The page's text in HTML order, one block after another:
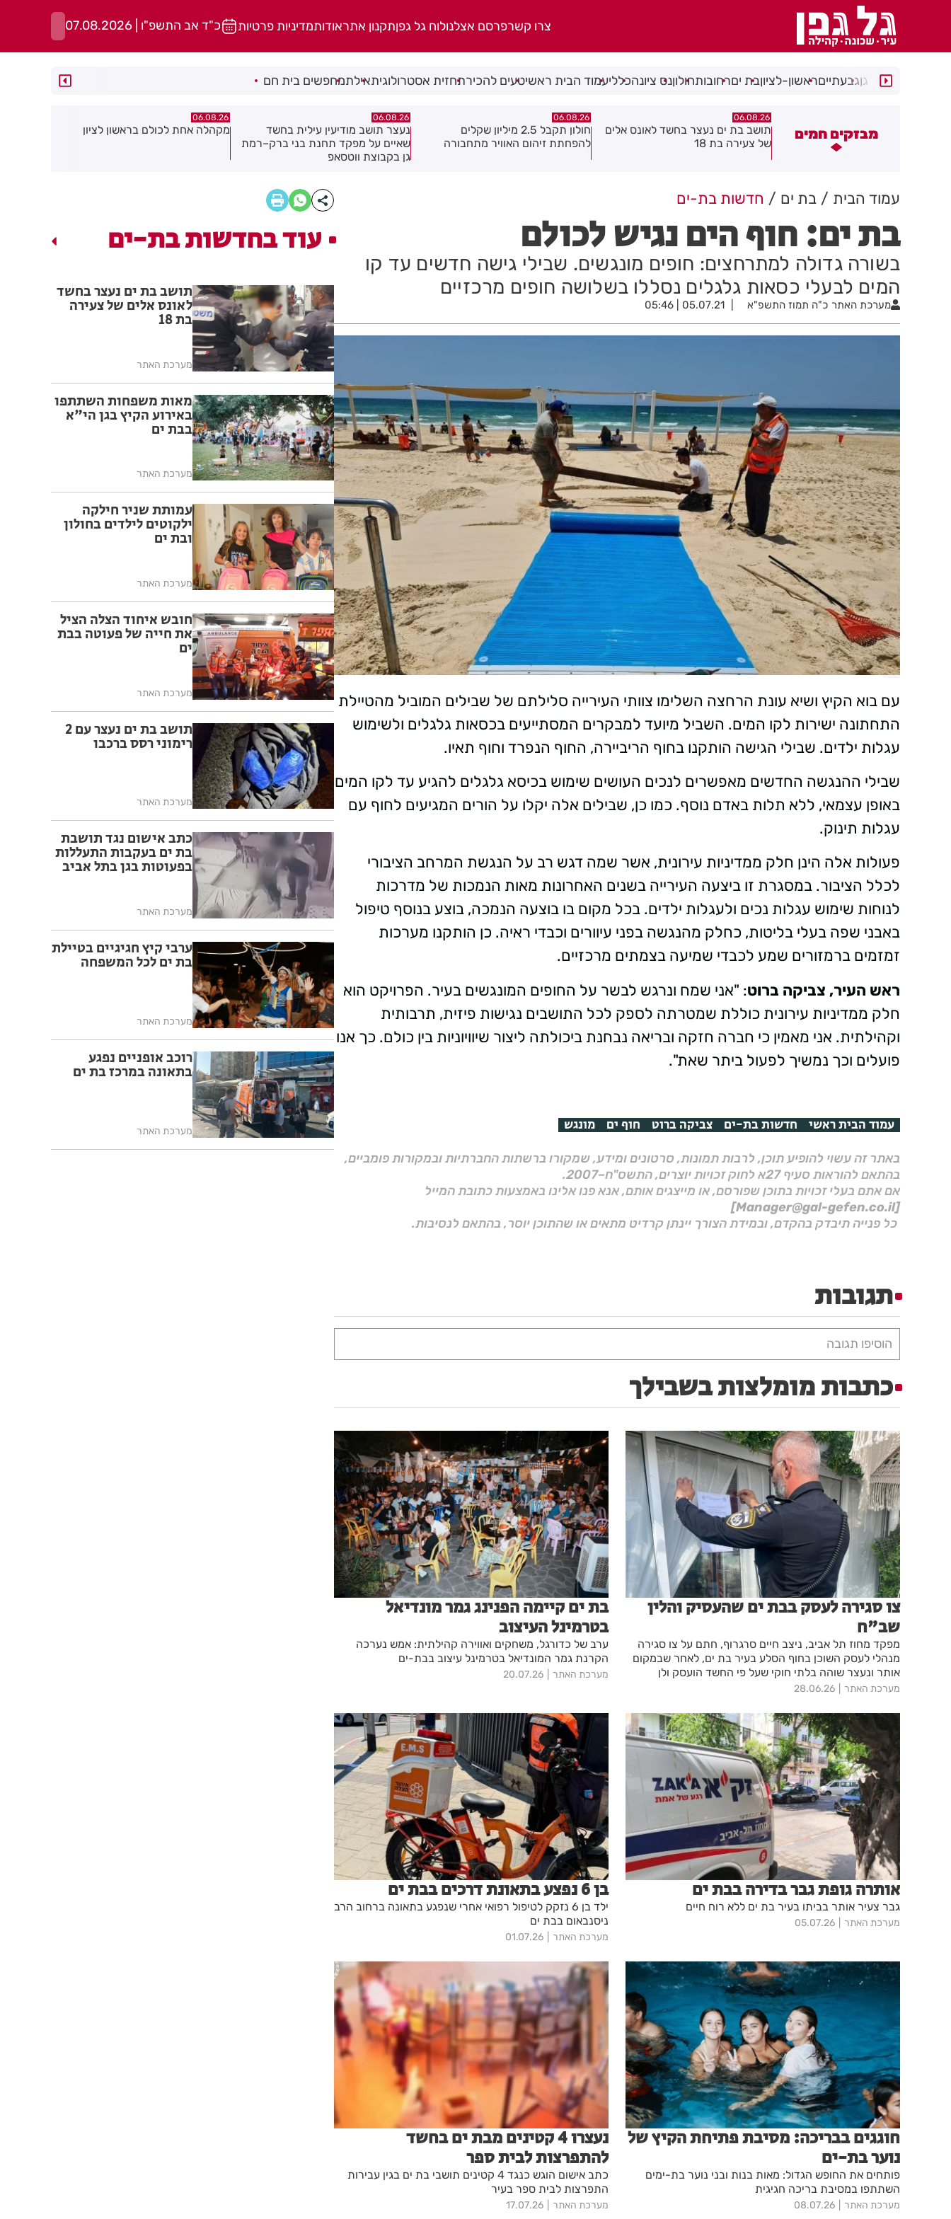
צרו קשרפרסם אצלנולוח גל גפןתקנון אתראודותמדיניות פרטיות כ"ד אב התשפ"ו | 07.08.2026
רמת גןגבעתייםראשון-לציוןבת יםרחובותחולוןנס ציונהכלליעמוד הבית ראשיטעים להכירתחזית אסטרולוגיתאילתמחפשים בית חם
מבזקים חמים
תושב בת ים נעצר בחשד לאונס אלים
06.08.26
חולון תקבל 2.5 מיליון שקלים
להפחתת זיהום האוויר מתחבורה
06.08.26
נעצר תושב מודיעין עילית בחשד
שאיים על מפקד תחנת בני ברק–רמת
06.08.26
מקהלה אחת לכולם בראשון לציון
06.08.26
תושב חולון נעדר כבר שבועיים
עמוד הבית בת ים חדשות בת-ים
בת ים: חוף הים נגיש לכולם
בשורה גדולה למתרחצים: חופים מונגשים. שבילי גישה חדשים עד קו
המים לבעלי כסאות גלגלים נסללו בשלושה חופים מרכזיים
מערכת האתר כ"ה תמוז התשפ"א 05.07.21 | 05:46
עם בוא הקיץ ושיא עונת הרחצה השלימו צוותי העירייה סלילתם של שבילים המוביל מהטיילת
התחתונה ישירות לקו המים. השביל מיועד למבקרים המסתייעים בכסאות גלגלים ולשימוש
עגלות ילדים. שבילי הגישה הותקנו בחוף הריביירה, החוף הנפרד וחוף תאיו.
שבילי ההנגשה החדשים מאפשרים לנכים העושים שימוש בכיסא גלגלים להגיע עד לקו המים
באופן עצמאי, ללא תלות באדם נוסף. כמו כן, שבילים אלה יקלו על הורים המגיעים לחוף עם
עגלות תינוק.
פעולות אלה הינן חלק ממדיניות עירונית, אשר שמה דגש רב על הנגשת המרחב הציבורי
לכלל הציבור. במסגרת זו ביצעה העירייה בשנים האחרונות מאות הנמכות של מדרכות
לנוחות שימוש עגלות נכים ולעגלות ילדים. בכל מקום בו בוצעה הנמכה, בוצע בנוסף טיפול
באבני שפה בעלי בליטות, כחלק מהנגשה בפני עיוורים וכבדי ראיה. כן הותקנו מערכות
זמזמים ברמזורים שמע לכבדי שמיעה בצמתים מרכזיים.
ראש העיר, צביקה ברוט: "אני שמח ונרגש לבשר על החופים המונגשים בעיר. הפרויקט הוא
חלק ממדיניות עירונית כוללת שמטרתה לספק לכל התושבים נגישות פיזית, תרבותית
וקהילתית. אני מאמין כי חברה חזקה ובריאה נבחנת ביכולתה ליצור שיוויוניות בין כולם. כך אנו
פועלים וכך נמשיך לפעול ביתר שאת".
עמוד הבית ראשי חדשות בת-ים צביקה ברוט חוף ים מונגש
באתר זה עשוי להופיע תוכן, לרבות תמונות, סרטונים ומידע, שמקורו ברשתות החברתיות ובמקורות פומביים,
בהתאם להוראות סעיף 27א לחוק זכויות יוצרים, התשס"ח–2007.
אם אתם בעלי זכויות בתוכן שפורסם, או מייצגים אותם, אנא פנו אלינו באמצעות כתובת המייל
[Manager@gal-gefen.co.il]
כל פנייה תיבדק בהקדם, ובמידת הצורך יינתן קרדיט מתאים או שהתוכן יוסר, בהתאם לנסיבות.
תגובות
הוסיפו תגובה
כתבות מומלצות בשבילך
צו סגירה לעסק בבת ים שהעסיק והלין
שב"ח
מפקד מחוז תל אביב, ניצב חיים סרגרוף, חתם על צו סגירה
מנהלי לעסק השוכן בחוף הסלע בעיר בת ים, לאחר שבמקום
אותר ונעצר שוהה בלתי חוקי שעל פי החשד הועסק ולן
במקום
מערכת האתר 28.06.26
בת ים קיימה הפנינג גמר מונדיאל
בטרמינל העיצוב
ערב של כדורגל, משחקים ואווירה קהילתית: אמש נערכה
הקרנת גמר המונדיאל בטרמינל עיצוב בבת-ים
מערכת האתר 20.07.26
אותרה גופת גבר בדירה בבת ים
גבר צעיר אותר בביתו בעיר בת ים ללא רוח חיים
מערכת האתר 05.07.26
בן 6 נפצע בתאונת דרכים בבת ים
ילד בן 6 נזקק לטיפול רפואי אחרי שנפגע בתאונה ברחוב הרב
ניסנבאום בבת ים
מערכת האתר 01.07.26
חוגגים בבריכה: מסיבת פתיחת הקיץ של
נוער בת-ים
פותחים את החופש הגדול: מאות בנות ובני נוער בת-ימים
השתתפו במסיבת בריכה חגיגית
מערכת האתר 08.07.26
נעצרו 4 קטינים מבת ים בחשד
להתפרצות לבית ספר
כתב אישום הוגש כנגד 4 קטינים תושבי בת ים בגין עבירות
התפרצות לבית ספר בעיר
מערכת האתר 17.07.26
עוד בחדשות בת-ים
תושב בת ים נעצר בחשד
לאונס אלים של צעירה
בת 18
מערכת האתר
מאות משפחות השתתפו
באירוע הקיץ בגן הי"א
בבת ים
מערכת האתר
עמותת שניר חילקה
ילקוטים לילדים בחולון
ובת ים
מערכת האתר
חובש איחוד הצלה הציל
את חייה של פעוטה בבת
ים
מערכת האתר
תושב בת ים נעצר עם 2
רימוני רסס ברכבו
מערכת האתר
כתב אישום נגד תושבת
בת ים בעקבות התעללות
בפעוטות בגן בתל אביב
מערכת האתר
ערבי קיץ חגיגיים בטיילת
בת ים לכל המשפחה
מערכת האתר
רוכב אופניים נפגע
בתאונה במרכז בת ים
מערכת האתר